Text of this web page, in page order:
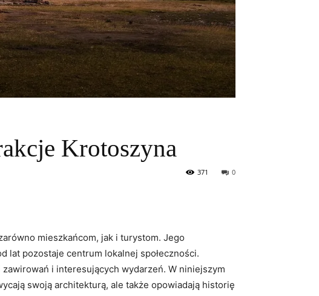
Krotoszyna
0
371
mieszkańcom, jak i turystom. Jego
lat pozostaje centrum lokalnej społeczności.
i interesujących wydarzeń. W niniejszym
swoją architekturą, ale także opowiadają historię